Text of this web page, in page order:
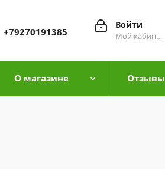
Войти
Мой кабинет
+79270191385
О магазине Отзывы